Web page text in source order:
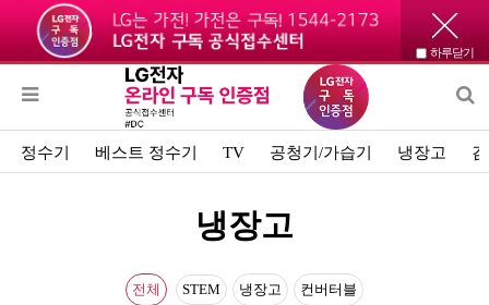
하루닫기
정수기 베스트 정수기 TV 공청기/가습기 냉장고
냉장고
전체 STEM 냉장고 컨버터블